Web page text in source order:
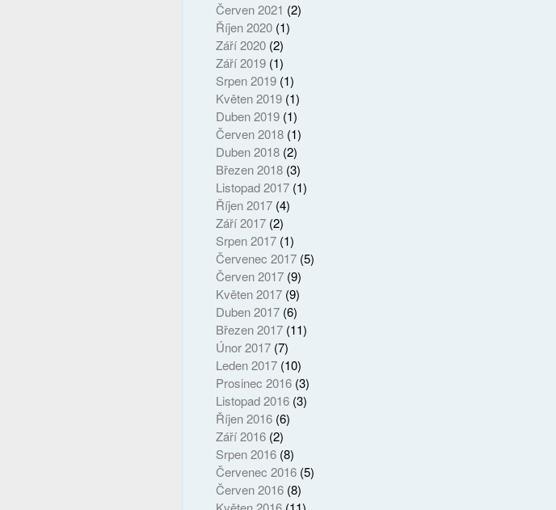
Červen 2021 (2)
Říjen 2020(1)
Září 2020(2)
Září 2019(1)
Srpen 2019(1)
Květen 2019(1)
Duben 2019(1)
Červen 2018(1)
Duben 2018(2)
Březen 2018(3)
Listopad 2017(1)
Říjen 2017(4)
Září 2017(2)
Srpen 2017(1)
Červenec 2017(5)
Červen 2017(9)
Květen 2017(9)
Duben 2017(6)
Březen 2017(11)
Únor 2017(7)
Leden 2017(10)
Prosinec 2016(3)
Listopad 2016(3)
Říjen 2016(6)
Září 2016(2)
Srpen 2016(8)
Červenec 2016(5)
Červen 2016(8)